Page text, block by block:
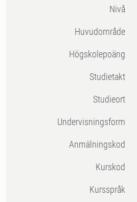
Nivå
Huvudområde
högskolepoäng
Studietakt
Studieort
Undervisningsform
Anmälningskod
Kurskod
Kursspråk